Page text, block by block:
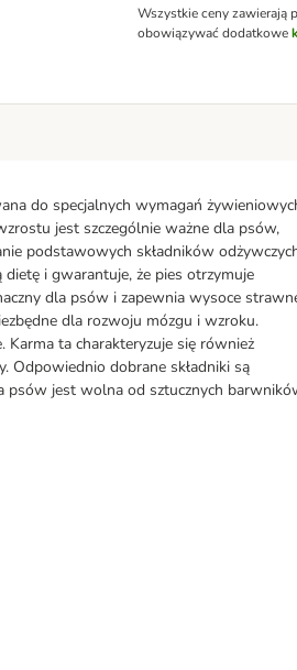
Wszystkie ceny zawierają
obowiązywać dodatkowe
do specjalnych wymagań
jest szczególnie ważne dla psów,
podstawowych składników
dietę i gwarantuje, że pies otrzymuje
dla psów i zapewnia wysoce
dla rozwoju mózgu i wzroku.
Karma ta charakteryzuje się również
Odpowiednio dobrane składniki są
psów jest wolna od sztucznych